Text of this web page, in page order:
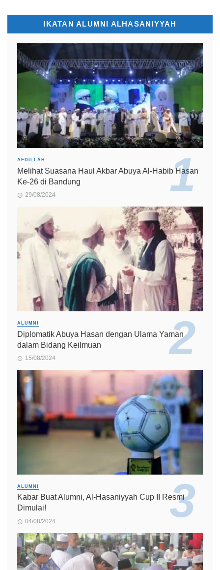
IKATAN ALUMNI ALHASANIYYAH
AFDILLAH
Melihat Suasana Haul Akbar Abuya Al-Habib Hasan
Ke-26 di Bandung
29/08/2024
ALUMNI
Diplomatik Abuya Hasan dengan Ulama Yaman
dalam Bidang Keilmuan
15/08/2024
ALUMNI
Kabar Buat Alumni, Al-Hasaniyyah Cup II Resmi
Dimulai!
04/08/2024